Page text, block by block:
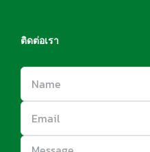
ติดต่อเรา